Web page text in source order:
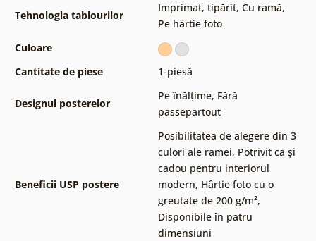
Tehnologia tablourilor
Imprimat, tipărit, Cu ramă,
Pe hârtie foto
Culoare
Cantitate de piese
1-piesă
Designul posterelor
Pe înălțime, Fără
passepartout
Beneficii USP postere
Posibilitatea de alegere din 3
culori ale ramei, Potrivit ca și
cadou pentru interiorul
modern, Hârtie foto cu o
greutate de 200 g/m²,
Disponibile în patru
dimensiuni